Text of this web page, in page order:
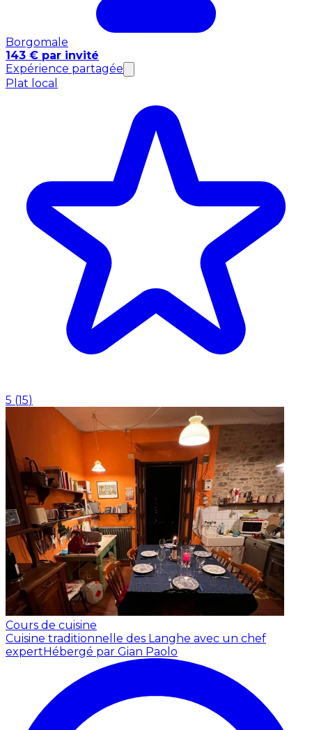
Borgomale
143 € par invité
Expérience partagée
Plat local
5 (15)
Cours de cuisine
Cuisine traditionnelle des Langhe avec un chef
expertHébergé par Gian Paolo